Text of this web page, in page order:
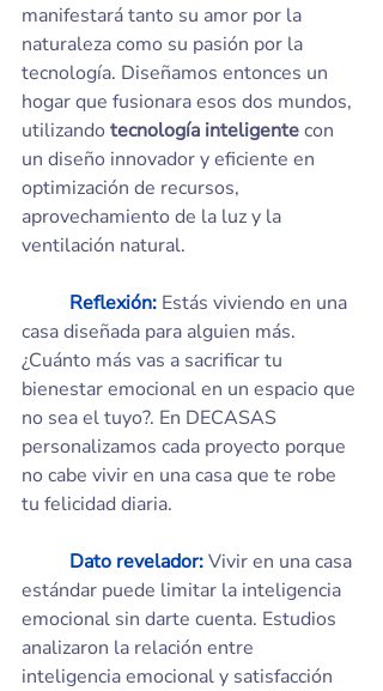
manifestará tanto su amor por la
naturaleza como su pasión por la
tecnología. Diseñamos entonces un
hogar que fusionara esos dos mundos,
utilizando tecnología inteligente con
un diseño innovador y eficiente en
optimización de recursos,
aprovechamiento de la luz y la
ventilación natural.
Reflexión: Estás viviendo en una
casa diseñada para alguien más.
¿Cuánto más vas a sacrificar tu
bienestar emocional en un espacio que
no sea el tuyo?. En DECASAS
personalizamos cada proyecto porque
no cabe vivir en una casa que te robe
tu felicidad diaria.
Dato revelador:Vivir en una casa
estándar puede limitar la inteligencia
emocional sin darte cuenta. Estudios
analizaron la relación entre
inteligencia emocional y satisfacción